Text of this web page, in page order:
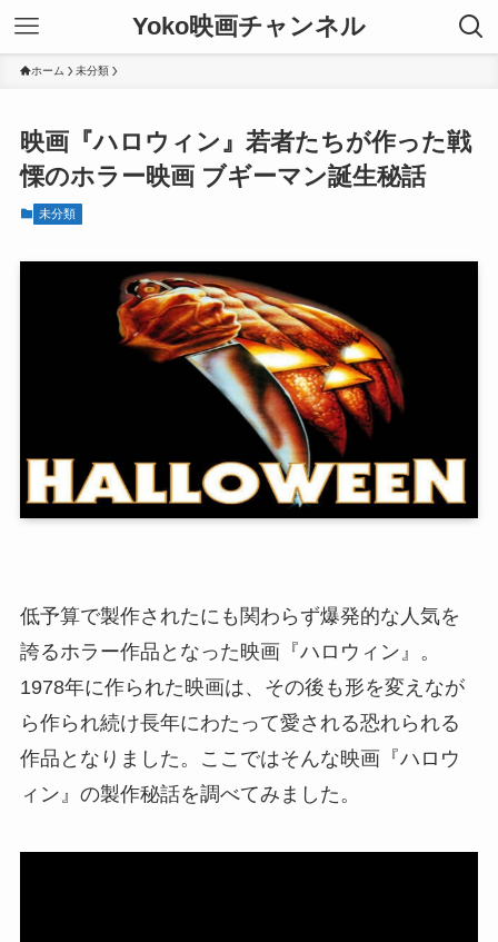
Yoko映画チャンネル
ホーム 未分類
映画『ハロウィン』若者たちが作った戦
慄のホラー映画 ブギーマン誕生秘話
未分類
低予算で製作されたにも関わらず爆発的な人気を
誇るホラー作品となった映画『ハロウィン』。
1978年に作られた映画は、その後も形を変えなが
ら作られ続け長年にわたって愛される恐れられる
作品となりました。ここではそんな映画『ハロウ
ィン』の製作秘話を調べてみました。